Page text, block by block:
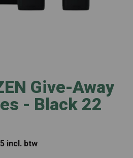
Give-Away
- Black 22
incl. btw